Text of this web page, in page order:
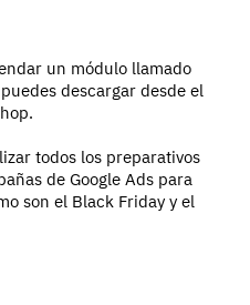
un módulo llamado
descargar desde el
todos los preparativos
de Google Ads para
son el Black Friday y el